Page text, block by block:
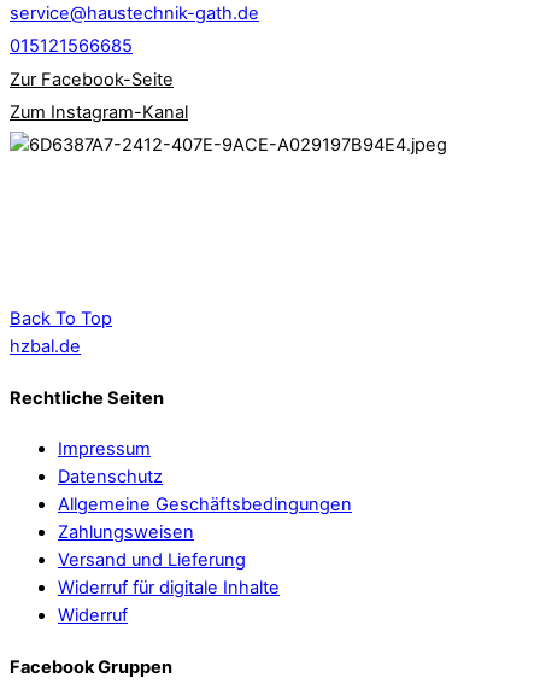
service@haustechnik-gath.de
015121566685
Zur Facebook-Seite
Zum Instagram-Kanal
Back To Top
hzbal.de
Rechtliche Seiten
Impressum
Datenschutz
Allgemeine Geschäftsbedingungen
Zahlungsweisen
Versand und Lieferung
Widerruf für digitale Inhalte
Widerruf
Facebook Gruppen